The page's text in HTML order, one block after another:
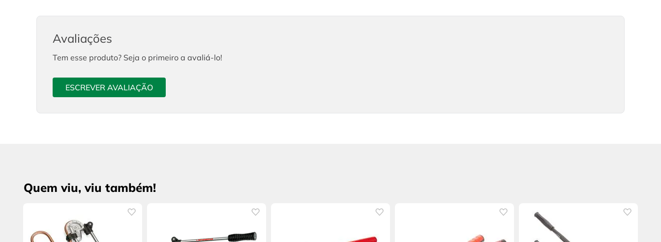
Avaliações
Tem esse produto? Seja o primeiro a avaliá-lo!
ESCREVER AVALIAÇÃO
Quem viu, viu também!